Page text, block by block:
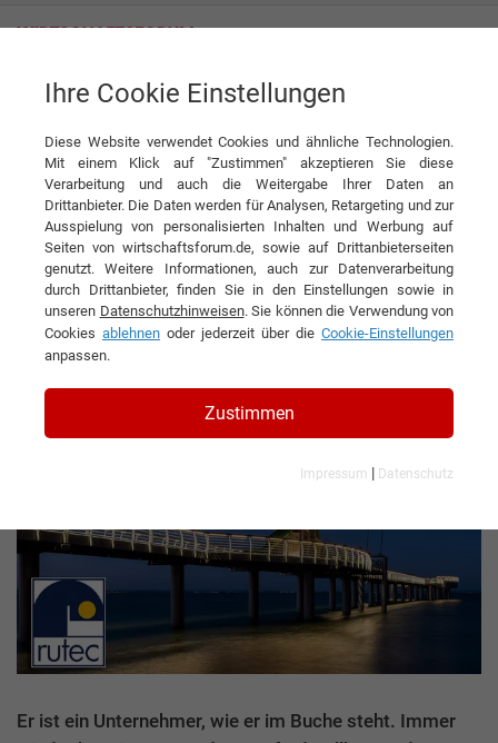
rutec Licht GmbH & Co. KG
Interview rutec Licht GmbH & Co. KG
DIESEN ARTIKEL EMPFEHLEN
Leuchtende Zukunftsperspektiven
Interview mit Holger Rullhusen,
Geschäftsführender Gesellschafter der
rutec Licht GmbH & Co. KG
Er ist ein Unternehmer, wie er im Buche steht. Immer
Ihre Cookie Einstellungen
Diese Website verwendet Cookies und ähnliche Technologien.
Mit einem Klick auf "Zustimmen" akzeptieren Sie diese
Verarbeitung und auch die Weitergabe Ihrer Daten an
Drittanbieter. Die Daten werden für Analysen, Retargeting und zur
Ausspielung von personalisierten Inhalten und Werbung auf
Seiten von wirtschaftsforum.de, sowie auf Drittanbieterseiten
genutzt. Weitere Informationen, auch zur Datenverarbeitung
durch Drittanbieter, finden Sie in den Einstellungen sowie in
unseren Datenschutzhinweisen. Sie können die Verwendung von
Cookies ablehnen oder jederzeit über die Cookie-Einstellungen
anpassen.
Zustimmen
Impressum | Datenschutz